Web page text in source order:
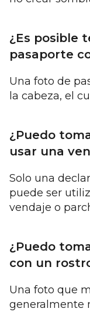
¿Es posible
pasaporte
Una foto de
la cabeza, el
¿Puedo
usar una
Solo una
puede ser
vendaje o
¿Puedo
con un
Una foto que
generalmente